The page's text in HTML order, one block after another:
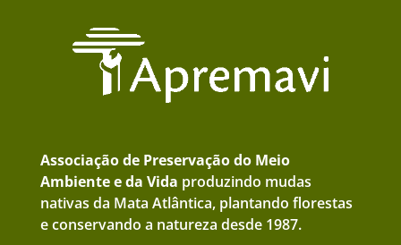
Associação de Preservação do Meio
Ambiente e da Vida produzindo mudas
nativas da Mata Atlântica, plantando florestas
e conservando a natureza desde 1987.